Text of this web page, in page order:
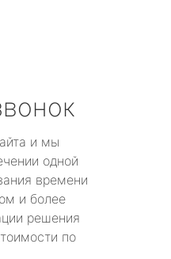
и мы
одной
времени
и более
решения
по